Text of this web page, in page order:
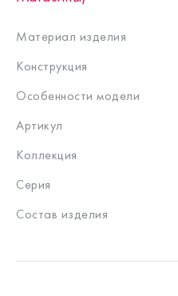
Материал изделия
Конструкция
Особенности модели
Артикул
Коллекция
Серия
Состав изделия